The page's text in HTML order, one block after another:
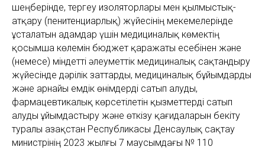
шеңберінде, тергеу изоляторлары мен қылмыстық-
атқару (пенитенциарлық) жүйесінің мекемелерінде
ұсталатын адамдар үшін медициналық көмектің
қосымша көлемін бюджет қаражаты есебінен және
(немесе) міндетті әлеуметтік медициналық сақтандыру
жүйесінде дәрілік заттарды, медициналық бұйымдарды
және арнайы емдік өнімдерді сатып алуды,
фармацевтикалық көрсетілетін қызметтерді сатып
алуды ұйымдастыру және өткізу қағидаларын бекіту
туралы Қазақстан Республикасы Денсаулық сақтау
министрінің 2023 жылғы 7 маусымдағы № 110